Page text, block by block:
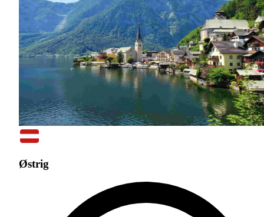
Østrig